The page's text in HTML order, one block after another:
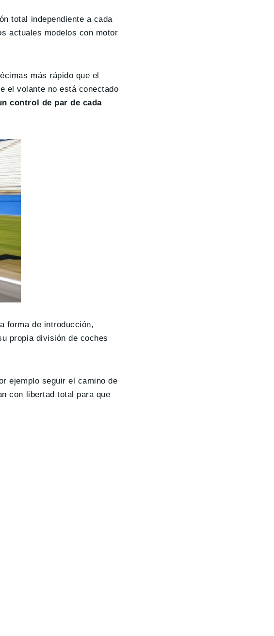
total independiente a cada
actuales modelos con motor
más rápido que el
el volante no está conectado
control de par de cada
forma de introducción,
propia división de coches
ejemplo seguir el camino de
con libertad total para que